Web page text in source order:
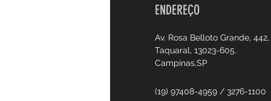
ENDEREÇO
Av. Rosa Belloto Grande, 442,
Taquaral, 13023-605.
Campinas,SP
(19) 97408-4959 / 3276-1100